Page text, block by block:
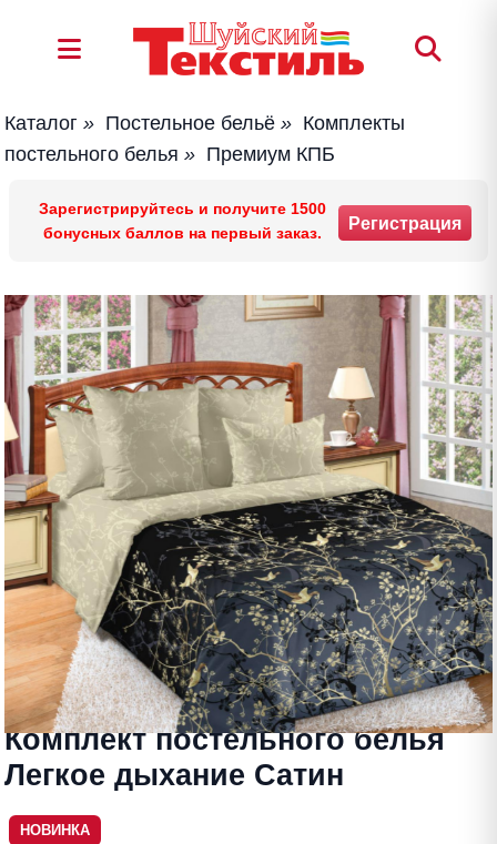
Каталог » Постельное бельё » Комплекты
постельного белья » Премиум КПБ
Зарегистрируйтесь и получите 1500
бонусных баллов на первый заказ.
Регистрация
Комплект постельного белья
Легкое дыхание Сатин
НОВИНКА